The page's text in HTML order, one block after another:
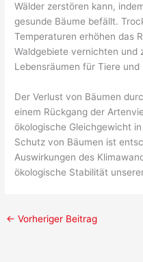
Wälder zerstören kann,
gesunde Bäume befällt.
Temperaturen erhöhen das
Waldgebiete vernichten und
Lebensräumen für Tiere
Der Verlust von Bäumen
einem Rückgang der
ökologische Gleichgewicht
Schutz von Bäumen ist
Auswirkungen des
ökologische Stabilität
← Vorheriger Beitrag